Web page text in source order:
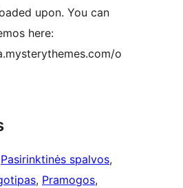
upon. You can
here:
o
Pasirinktinės spalvos
, Pramogos